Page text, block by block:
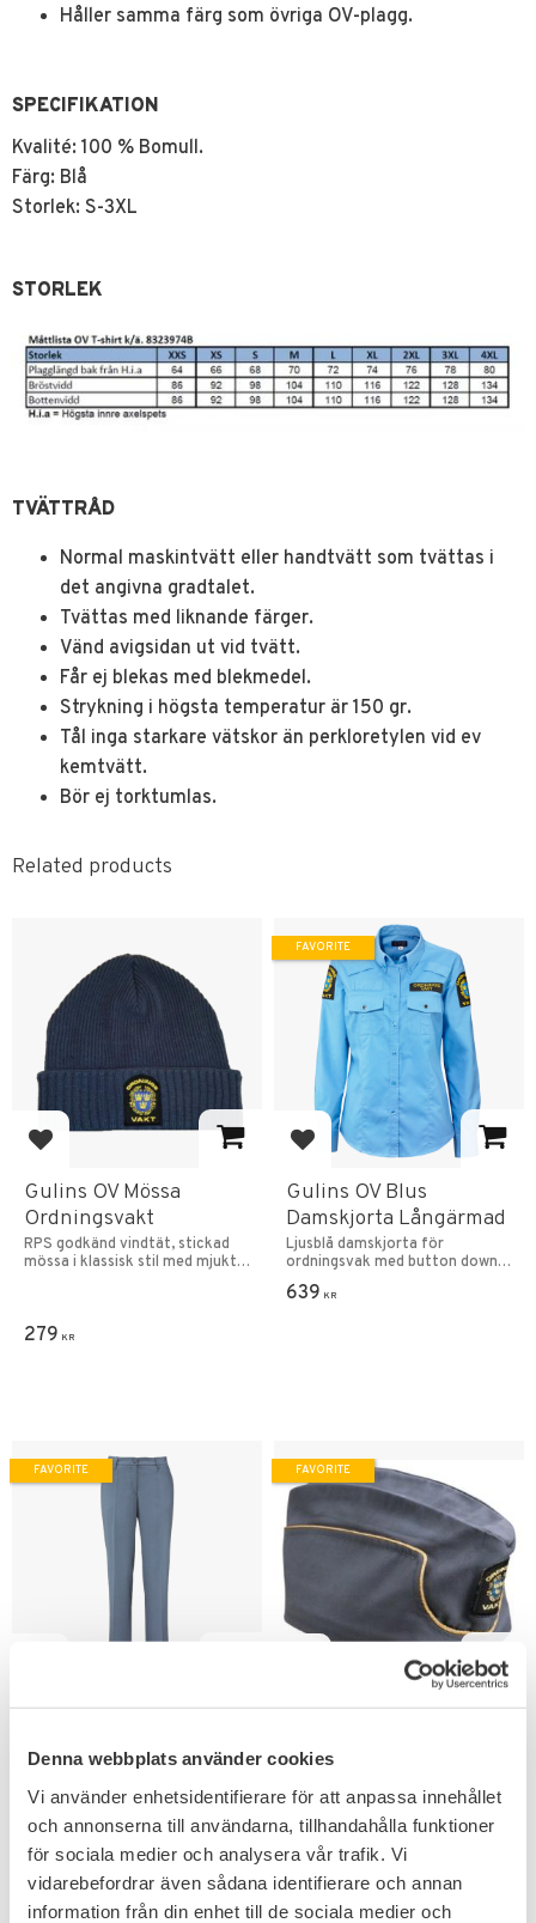
Denna webbplats använder cookies
Vi använder enhetsidentifierare för att anpassa innehållet
och annonserna till användarna, tillhandahålla funktioner
för sociala medier och analysera vår trafik. Vi
vidarebefordrar även sådana identifierare och annan
information från din enhet till de sociala medier och
Håller samma färg som övriga OV-plagg.
SPECIFIKATION
Kvalité: 100 % Bomull.
Färg: Blå
Storlek: S-3XL
STORLEK
TVÄTTRÅD
Normal maskintvätt eller handtvätt som tvättas i
det angivna gradtalet.
Tvättas med liknande färger.
Vänd avigsidan ut vid tvätt.
Får ej blekas med blekmedel.
Strykning i högsta temperatur är 150 gr.
Tål inga starkare vätskor än perkloretylen vid ev
kemtvätt.
Bör ej torktumlas.
Related products
Add to favorites
Gulins OV Mössa
Ordningsvakt
RPS godkänd vindtät, stickad
mössa i klassisk stil med mjukt
279 KR
Add to favorites
Gulins OV Blus
Damskjorta Långärmad
Ljusblå damskjorta för
ordningsvak med button down
krage.
639 KR
FAVORITE
Gulins OV Dambyxa
Kostymbyxa för damer i rak &
1 101
FAVORITE
Add to favorites
Gulins OV Båtmössa
flätad kant & OV-emblem.
479
FAVORITE